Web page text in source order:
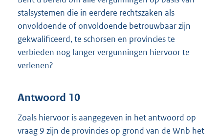
stalsystemen die in eerdere rechtszaken als
onvoldoende of onvoldoende betrouwbaar zijn
gekwalificeerd, te schorsen en provincies te
verbieden nog langer vergunningen hiervoor te
verlenen?
Antwoord 10
Zoals hiervoor is aangegeven in het antwoord op
vraag 9 zijn de provincies op grond van de Wnb het